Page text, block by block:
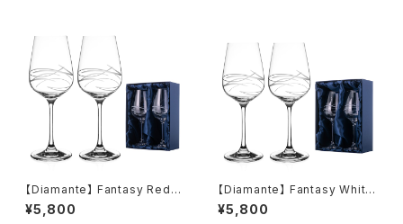
【Diamante】 Fantasy Red
Wine S/2 Excellence 【ディ
アマンテ】ファンタジー ワイン
¥5,800
【Diamante】 Fantasy White
Wine S/2 Excellence S/2
【ディアマンテ】ファンタジー ワ
¥5,800